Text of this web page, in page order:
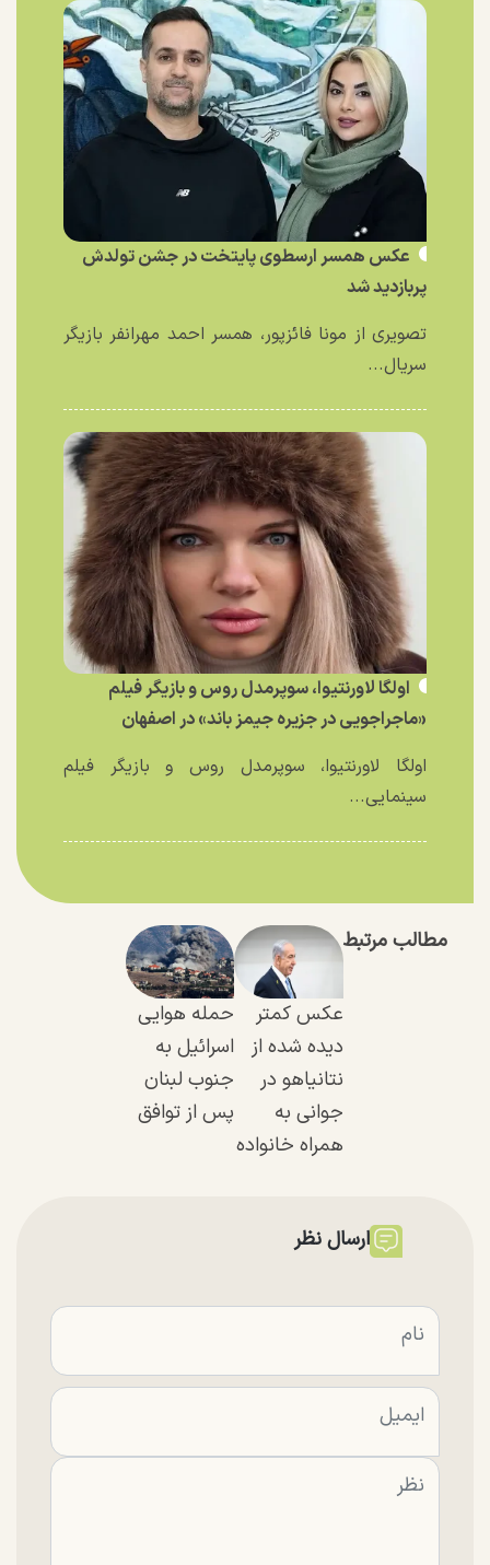
عکس همسر ارسطوی پایتخت در جشن تولدش
پربازدید شد
تصویری از مونا فائزپور، همسر احمد مهرانفر بازیگر
سریال...
اولگا لاورنتیوا، سوپرمدل روس و بازیگر فیلم
«ماجراجویی در جزیره جیمز باند» در اصفهان
اولگا لاورنتیوا، سوپرمدل روس و بازیگر فیلم
سینمایی...
مطالب مرتبط
عکس کمتر
دیده شده از
نتانیاهو در
جوانی به
همراه خانواده
حمله هوایی
اسرائیل به
جنوب لبنان
پس از توافق
ارسال نظر